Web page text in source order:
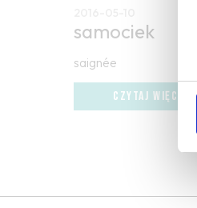
samociek
saignée
CZYTAJ WIĘCEJ